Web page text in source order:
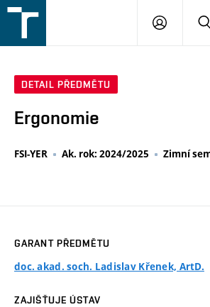
v
DETAIL PŘEDMĚTU
Ergonomie
FSI-YER Ak. rok: 2024/2025 Zimní
GARANT PŘEDMĚTU
doc. akad. soch. Ladislav Křenek, ArtD.
ZAJIŠŤUJE ÚSTAV